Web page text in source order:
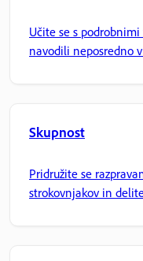
Učite se s
navodili neposredno
Skupnost
Pridružite se
strokovnjakov in